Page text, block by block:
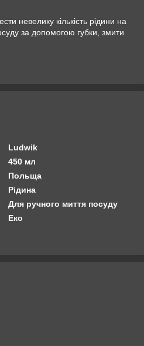
невелику кількість рідини на
за допомогою губки, змити
Ludwik
450 мл
Польща
Рідина
Для ручного миття посуду
Еко